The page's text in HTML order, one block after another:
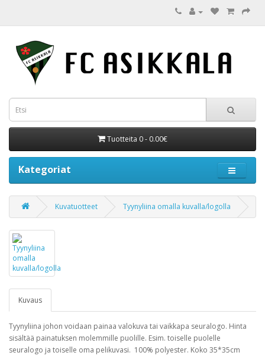
Tuotteita 0 - 0.00€
Kategoriat
Kuvatuotteet Tyynyliina omalla kuvalla/logolla
Kuvaus
Tyynyliina johon voidaan painaa valokuva tai vaikkapa seuralogo. Hinta
sisältää painatuksen molemmille puolille. Esim. toiselle puolelle
seuralogo ja toiselle oma pelikuvasi. 100% polyester. Koko 35*35cm